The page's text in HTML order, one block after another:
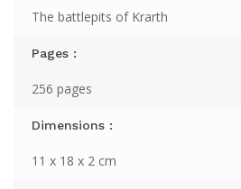
The battlepits of Krarth
Pages :
256 pages
Dimensions :
11 x 18 x 2 cm